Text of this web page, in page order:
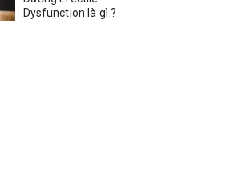
Dysfunction là gì ?